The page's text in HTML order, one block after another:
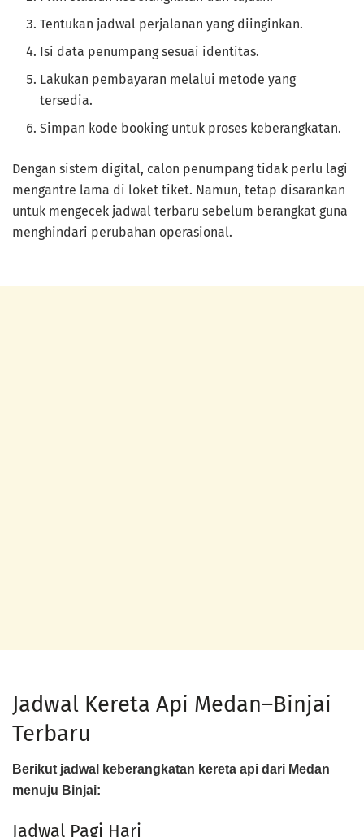
Tentukan jadwal perjalanan yang diinginkan.
Isi data penumpang sesuai identitas.
Lakukan pembayaran melalui metode yang
tersedia.
Simpan kode booking untuk proses keberangkatan.
Dengan sistem digital, calon penumpang tidak perlu lagi
mengantre lama di loket tiket. Namun, tetap disarankan
untuk mengecek jadwal terbaru sebelum berangkat guna
menghindari perubahan operasional.
Jadwal Kereta Api Medan–Binjai
Terbaru
Berikut jadwal keberangkatan kereta api dari Medan
menuju Binjai:
Jadwal Pagi Hari